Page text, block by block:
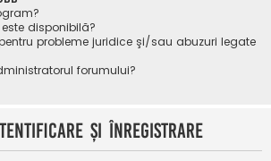
disponibilă?
probleme juridice şi/sau abuzuri legate
forumului?
şi înregistrare